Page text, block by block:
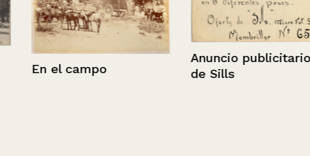
En el campo
Anuncio publicitario
de Sills